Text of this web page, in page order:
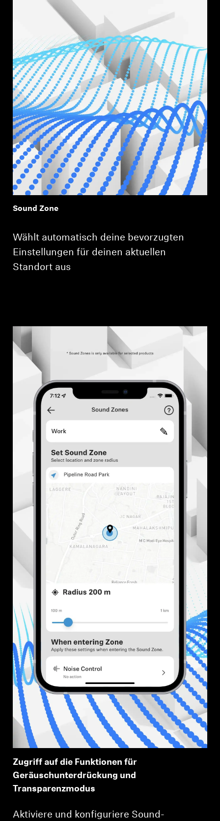
Sound Zone
Wählt automatisch deine bevorzugten
Einstellungen für deinen aktuellen
Standort aus
Zugriff auf die Funktionen für
Geräuschunterdrückung und
Transparenzmodus
Aktiviere und konfiguriere Sound-
Anmeldung erforderlich
Melden Sie sich bei Ihrem Konto an, um